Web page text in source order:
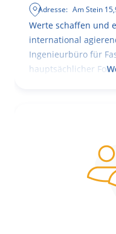
Adresse: Am Stein 15,
Werte schaffen und
international
Ingenieurbüro für
hauptsächlicher